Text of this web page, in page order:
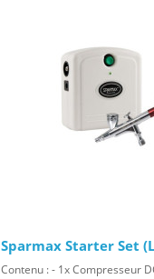
Sparmax Starter Set
Contenu : - 1x Compresseur